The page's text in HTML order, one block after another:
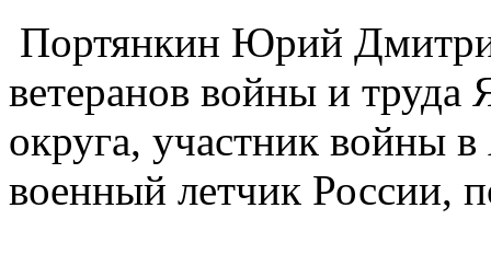
Портянкин Юрий
ветеранов войны и труда
округа, участник войны
военный летчик России,